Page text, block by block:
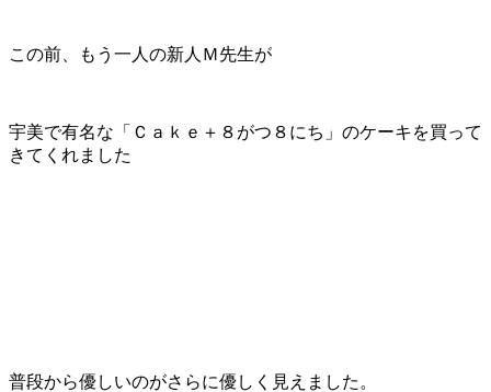
この前、もう一人の新人Ｍ先生が
宇美で有名な「Ｃａｋｅ＋８がつ８にち」のケーキを買って
きてくれました
普段から優しいのがさらに優しく見えました。